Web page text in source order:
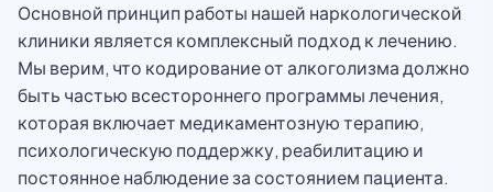
Основной принцип работы нашей наркологической
клиники является комплексный подход к лечению.
Мы верим, что кодирование от алкоголизма должно
быть частью всестороннего программы лечения,
которая включает медикаментозную терапию,
психологическую поддержку, реабилитацию и
постоянное наблюдение за состоянием пациента.